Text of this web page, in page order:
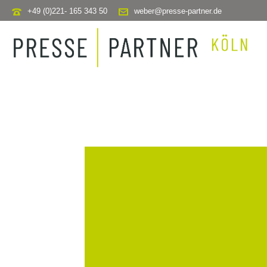
+49 (0)221- 165 343 50 weber@presse-partner.de